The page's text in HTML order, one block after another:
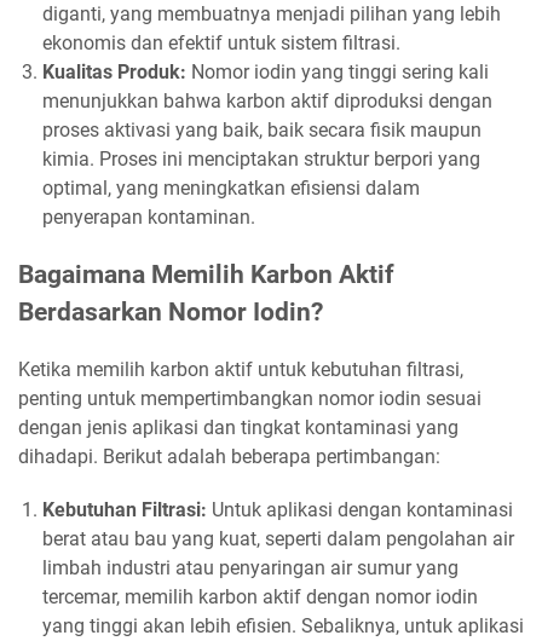
diganti, yang membuatnya menjadi pilihan yang lebih
ekonomis dan efektif untuk sistem filtrasi.
Kualitas Produk: Nomor iodin yang tinggi sering kali
menunjukkan bahwa karbon aktif diproduksi dengan
proses aktivasi yang baik, baik secara fisik maupun
kimia. Proses ini menciptakan struktur berpori yang
optimal, yang meningkatkan efisiensi dalam
penyerapan kontaminan.
Bagaimana Memilih Karbon Aktif
Berdasarkan Nomor Iodin?
Ketika memilih karbon aktif untuk kebutuhan filtrasi,
penting untuk mempertimbangkan nomor iodin sesuai
dengan jenis aplikasi dan tingkat kontaminasi yang
dihadapi. Berikut adalah beberapa pertimbangan:
Kebutuhan Filtrasi: Untuk aplikasi dengan kontaminasi
berat atau bau yang kuat, seperti dalam pengolahan air
limbah industri atau penyaringan air sumur yang
tercemar, memilih karbon aktif dengan nomor iodin
yang tinggi akan lebih efisien. Sebaliknya, untuk aplikasi